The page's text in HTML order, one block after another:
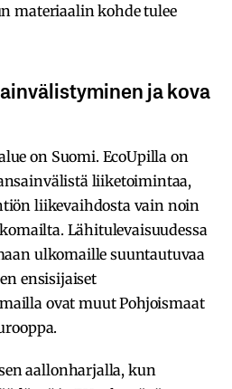
materiaalin kohde tulee
ja kova
on Suomi. EcoUpilla on
liiketoimintaa,
liikevaihdosta vain noin
Lähitulevaisuudessa
ulkomaille suuntautuvaa
ensisijaiset
ovat muut Pohjoismaat
aallonharjalla, kun